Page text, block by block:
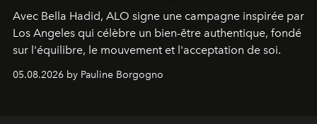
Avec Bella Hadid, ALO signe une campagne inspirée par
Los Angeles qui célèbre un bien-être authentique, fondé
sur l'équilibre, le mouvement et l'acceptation de soi.
05.08.2026 by Pauline Borgogno